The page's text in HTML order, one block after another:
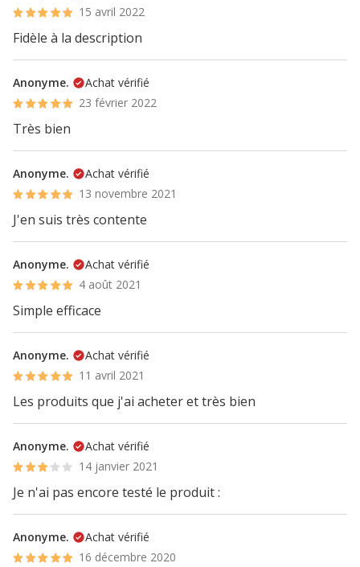
15 avril 2022
Fidèle à la description
Anonyme.
Achat vérifié
23 février 2022
Très bien
Anonyme.
Achat vérifié
13 novembre 2021
J'en suis très contente
Anonyme.
Achat vérifié
4 août 2021
Simple efficace
Anonyme.
Achat vérifié
11 avril 2021
Les produits que j'ai acheter et très bien
Anonyme.
Achat vérifié
14 janvier 2021
Je n'ai pas encore testé le produit :
Anonyme.
Achat vérifié
16 décembre 2020